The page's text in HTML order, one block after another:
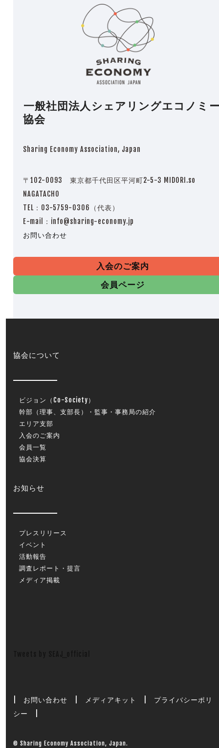
一般社団法人シェアリングエコノミ
協会
Sharing Economy Association, Japan
〒102-0093 東京都千代田区平河町2-5-3 MIDORI.so
NAGATACHO
TEL：03-5759-0306（代表）
E-mail：info@sharing-economy.jp
お問い合わせ
入会のご案内
会員ページ
協会について
ビジョン（Co-Society）
幹部（理事、支部長）・監事・事務局の紹介
エリア支部
入会のご案内
会員一覧
協会決算
お知らせ
プレスリリース
イベント
活動報告
調査レポート・提言
メディア掲載
お問い合わせ メディアキット
プライバシーポリ
シー
© Sharing Economy Association, Japan.